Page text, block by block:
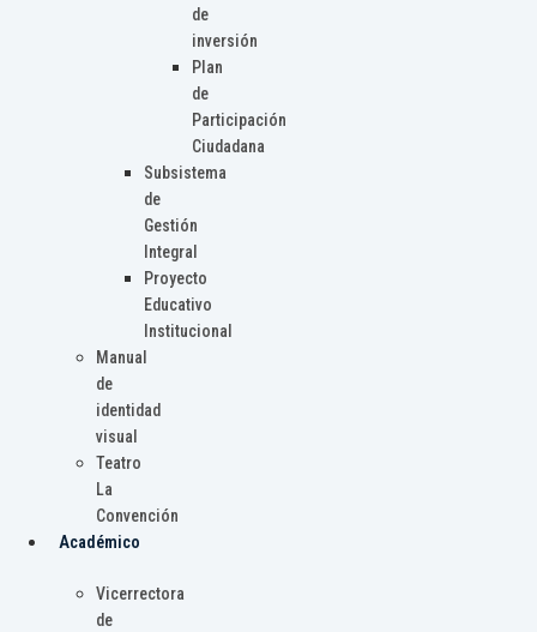
de
inversión
Plan
de
Participación
Ciudadana
Subsistema
de
Gestión
Integral
Proyecto
Educativo
Institucional
Manual
de
identidad
visual
Teatro
La
Convención
Académico
Vicerrectora
de